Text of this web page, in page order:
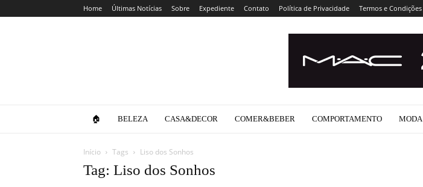
Home Últimas Notícias Sobre Expediente Contato Política de Privacidade Termos e Condições
🏠 BELEZA CASA&DECOR COMER&BEBER COMPORTAMENTO MODA
Início Tags Liso dos Sonhos
Tag: Liso dos Sonhos